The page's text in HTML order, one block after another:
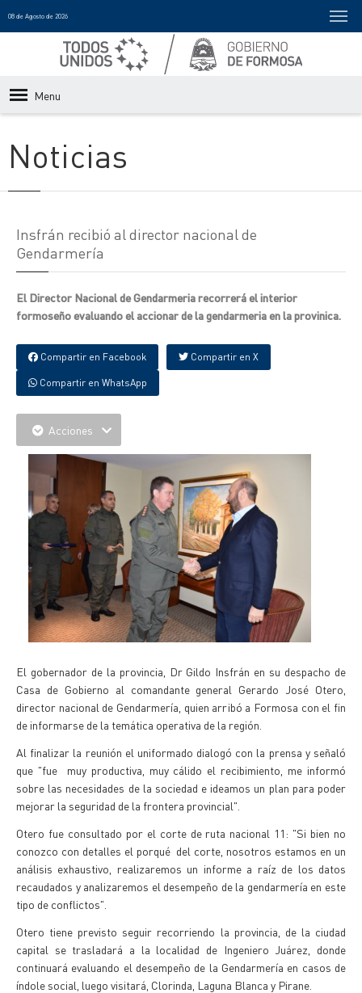
08 de Agosto de 2026
Menu
Noticias
Insfrán recibió al director nacional de
Gendarmería
El Director Nacional de Gendarmeria recorrerá el interior
formoseño evaluando el accionar de la gendarmeria en la provinica.
Compartir en Facebook Compartir en X
Compartir en WhatsApp
Acciones
El gobernador de la provincia, Dr Gildo Insfrán en su despacho de
Casa de Gobierno al comandante general Gerardo José Otero,
director nacional de Gendarmería, quien arribó a Formosa con el fin
de informarse de la temática operativa de la región.
Al finalizar la reunión el uniformado dialogó con la prensa y señaló
que "fue muy productiva, muy cálido el recibimiento, me informó
sobre las necesidades de la sociedad e ideamos un plan para poder
mejorar la seguridad de la frontera provincial".
Otero fue consultado por el corte de ruta nacional 11: "Si bien no
conozco con detalles el porqué del corte, nosotros estamos en un
análisis exhaustivo, realizaremos un informe a raíz de los datos
recaudados y analizaremos el desempeño de la gendarmería en este
tipo de conflictos".
Otero tiene previsto seguir recorriendo la provincia, de la ciudad
capital se trasladará a la localidad de Ingeniero Juárez, donde
continuará evaluando el desempeño de la Gendarmería en casos de
índole social, luego visitará, Clorinda, Laguna Blanca y Pirane.